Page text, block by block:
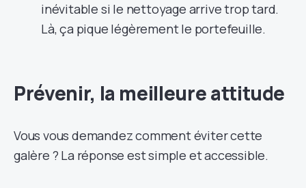
inévitable si le nettoyage arrive trop tard.
Là, ça pique légèrement le portefeuille.
Prévenir, la meilleure attitude
Vous vous demandez comment éviter cette
galère ? La réponse est simple et accessible.